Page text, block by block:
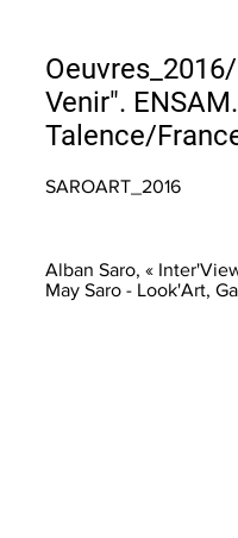
Alban Saro, «
May Saro - Look'Art,
SAROART_2016
Venir". ENSAM.
Talence/